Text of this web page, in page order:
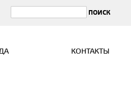
КОНТАКТЫ